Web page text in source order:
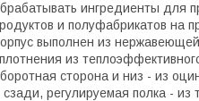
ингредиенты для
и полуфабрикатов на
выполнен из
из
сторона и низ - из
сзади, регулируемая полка - из